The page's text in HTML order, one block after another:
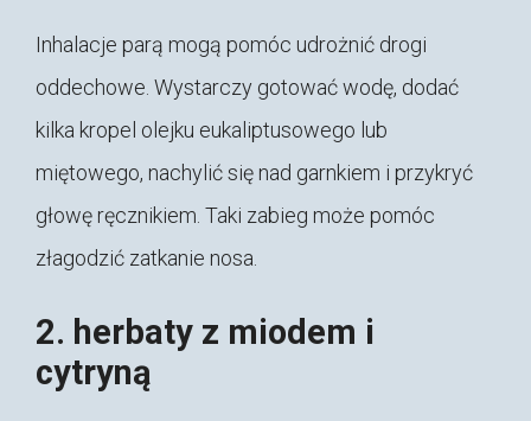
Inhalacje parą mogą pomóc udrożnić drogi
oddechowe. Wystarczy gotować wodę, dodać
kilka kropel olejku eukaliptusowego lub
miętowego, nachylić się nad garnkiem i przykryć
głowę ręcznikiem. Taki zabieg może pomóc
złagodzić zatkanie nosa.
2. herbaty z miodem i
cytryną